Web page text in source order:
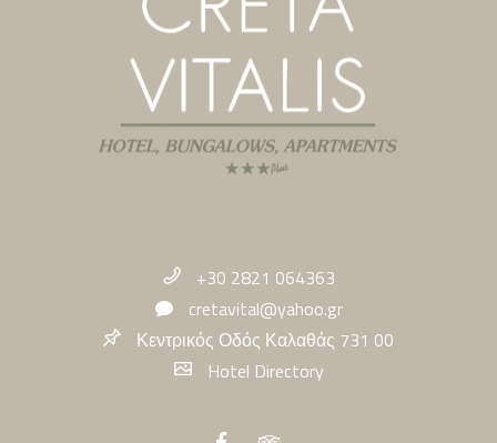
+30 2821 064363
cretavital@yahoo.gr
Κεντρικός Οδός Καλαθάς 731 00
Hotel Directory